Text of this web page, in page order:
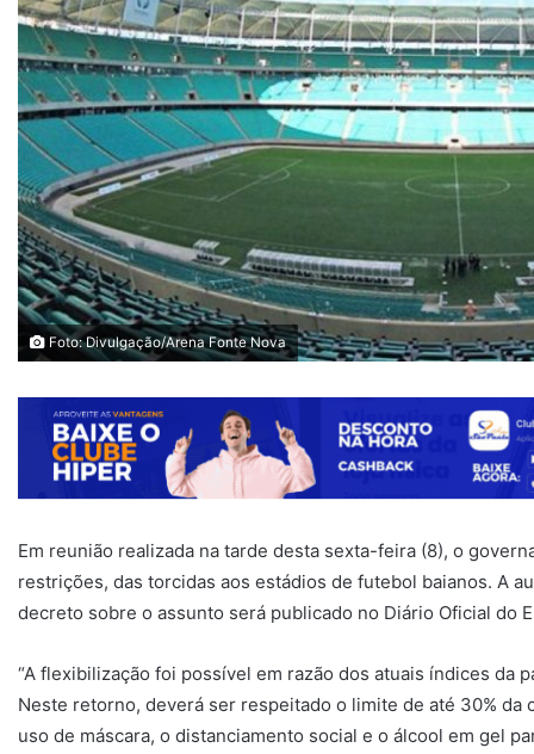
Foto: Divulgação/Arena Fonte Nova
Em reunião realizada na tarde desta sexta-feira (8), o
restrições, das torcidas aos estádios de futebol baianos. A
decreto sobre o assunto será publicado no Diário Oficial do
“A flexibilização foi possível em razão dos atuais índices da
Neste retorno, deverá ser respeitado o limite de até 30%
uso de máscara, o distanciamento social e o álcool em gel